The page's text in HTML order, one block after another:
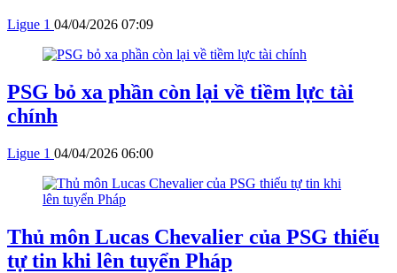
Ligue 1 04/04/2026 07:09
PSG bỏ xa phần còn lại về tiềm lực tài
chính
Ligue 1 04/04/2026 06:00
Thủ môn Lucas Chevalier của PSG thiếu
tự tin khi lên tuyển Pháp